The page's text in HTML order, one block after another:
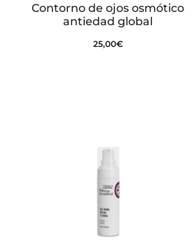
Contorno de ojos osmótico
antiedad global
25,00€